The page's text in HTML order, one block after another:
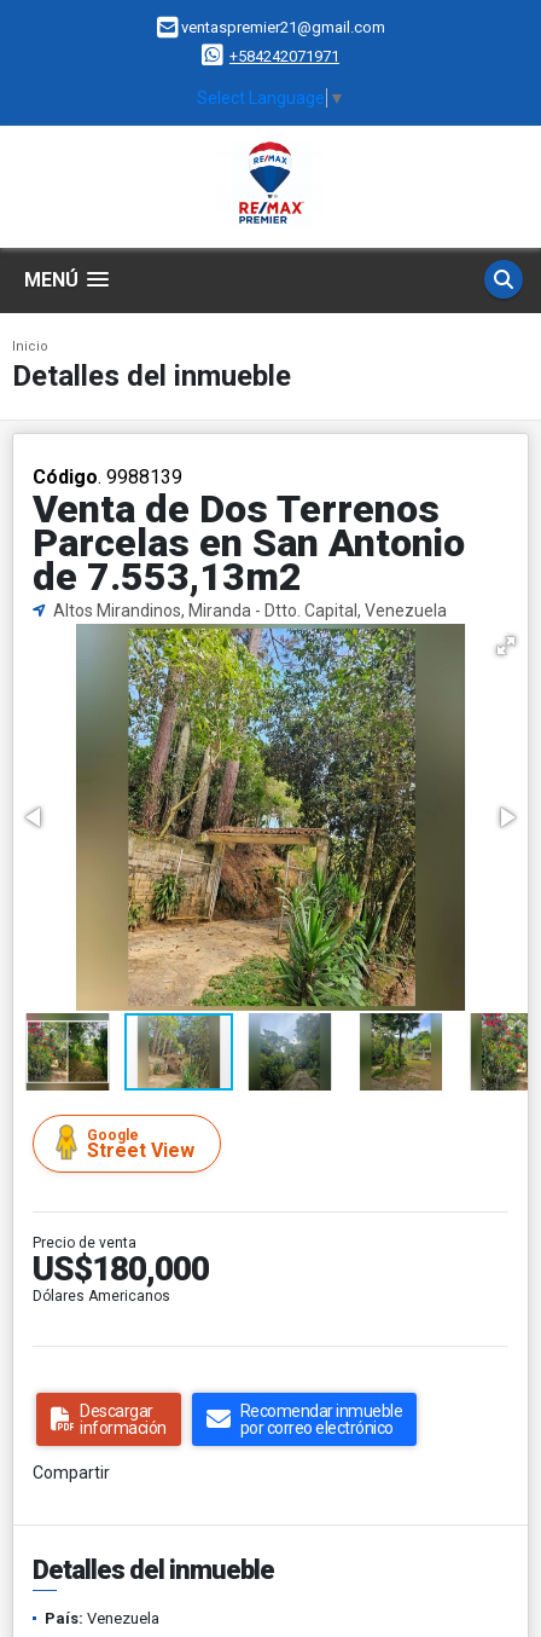
ventaspremier21@gmail.com
+584242071971
Select Language ▼
MENÚ
Inicio
Detalles del inmueble
Código. 9988139
Venta de Dos Terrenos
Parcelas en San Antonio
de 7.553,13m2
Altos Mirandinos, Miranda - Dtto. Capital, Venezuela
Google
Street View
Precio de venta
US$180,000
Dólares Americanos
Descargar
información
Recomendar inmueble
por correo electrónico
Compartir
Detalles del inmueble
País: Venezuela